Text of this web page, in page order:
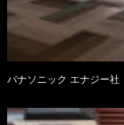
パナソニック エナジー